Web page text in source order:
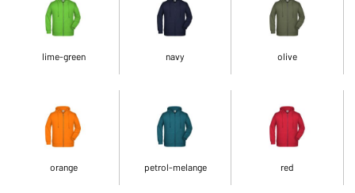
lime-green navy olive
orange petrol-melange red